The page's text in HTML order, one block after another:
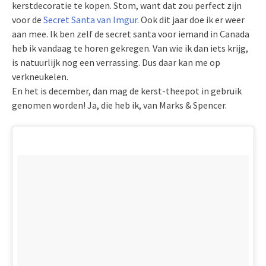
kerstdecoratie te kopen. Stom, want dat zou perfect zijn
voor de Secret Santa van Imgur. Ook dit jaar doe ik er weer
aan mee. Ik ben zelf de secret santa voor iemand in Canada
heb ik vandaag te horen gekregen. Van wie ik dan iets krijg,
is natuurlijk nog een verrassing. Dus daar kan me op
verkneukelen.
En het is december, dan mag de kerst-theepot in gebruik
genomen worden! Ja, die heb ik, van Marks & Spencer.